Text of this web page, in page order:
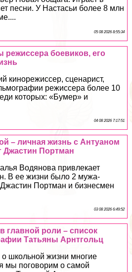
песни. У Настасьи более 8 млн
05 08 2026 8:55:34
боевиков, его
кинорежиссер, сценарист,
режиссера более 10
которых: «Бумер» и
04 08 2026 7:17:51
– личная жизнь с Антуаном
Портман
Водянова привлекает
В ее жизни было 2 мужа-
Портман и бизнесмен
03 08 2026 6:49:52
главной роли – список
Татьяны Арнтгольц
школьной жизни многие
мы поговорим о самой